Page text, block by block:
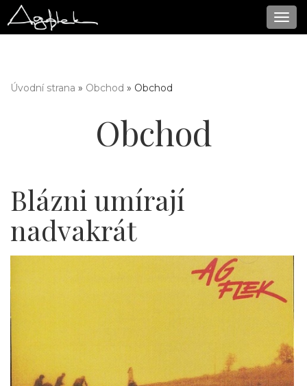
Jste zde
Úvodní strana » Obchod » Obchod
Obchod
Blázni umírají
nadvakrát